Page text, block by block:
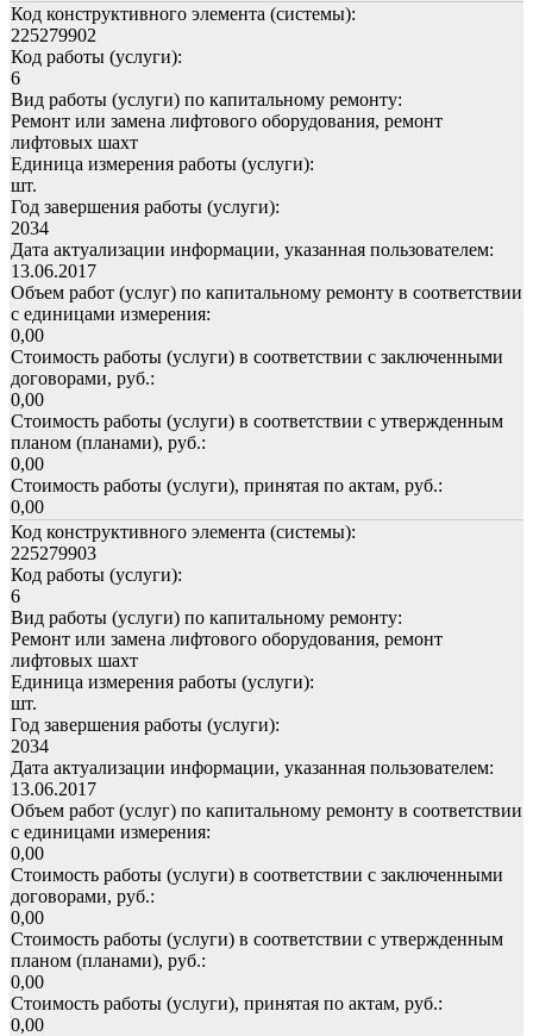
Код конструктивного элемента (системы):
225279902
Код работы (услуги):
6
Вид работы (услуги) по капитальному ремонту:
Ремонт или замена лифтового оборудования, ремонт
лифтовых шахт
Единица измерения работы (услуги):
шт.
Год завершения работы (услуги):
2034
Дата актуализации информации, указанная пользователем:
13.06.2017
Объем работ (услуг) по капитальному ремонту в соответствии
с единицами измерения:
0,00
Стоимость работы (услуги) в соответствии с заключенными
договорами, руб.:
0,00
Стоимость работы (услуги) в соответствии с утвержденным
планом (планами), руб.:
0,00
Стоимость работы (услуги), принятая по актам, руб.:
0,00
Код конструктивного элемента (системы):
225279903
Код работы (услуги):
6
Вид работы (услуги) по капитальному ремонту:
Ремонт или замена лифтового оборудования, ремонт
лифтовых шахт
Единица измерения работы (услуги):
шт.
Год завершения работы (услуги):
2034
Дата актуализации информации, указанная пользователем:
13.06.2017
Объем работ (услуг) по капитальному ремонту в соответствии
с единицами измерения:
0,00
Стоимость работы (услуги) в соответствии с заключенными
договорами, руб.:
0,00
Стоимость работы (услуги) в соответствии с утвержденным
планом (планами), руб.:
0,00
Стоимость работы (услуги), принятая по актам, руб.:
0,00